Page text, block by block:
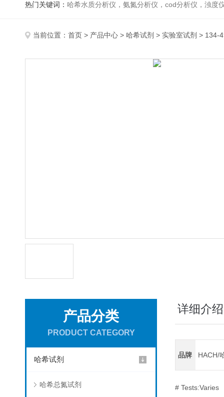
热门关键词： 哈希水质分析仪，氨氮分析仪，cod分析仪，浊度
当前位置： 首页 > 产品中心 > 哈希试剂 > 实验室试剂 > 134-
产品分类
PRODUCT CATEGORY
哈希试剂
哈希总氮试剂
详细介绍
品牌 HACH/
# Tests:Varies